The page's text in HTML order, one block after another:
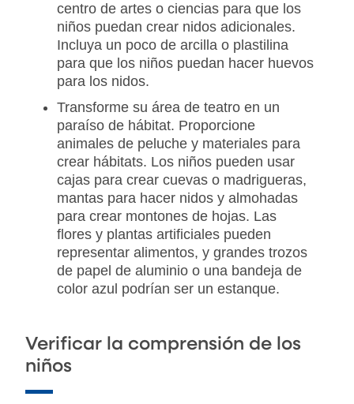
centro de artes o ciencias para que los
niños puedan crear nidos adicionales.
Incluya un poco de arcilla o plastilina
para que los niños puedan hacer huevos
para los nidos.
Transforme su área de teatro en un
paraíso de hábitat. Proporcione
animales de peluche y materiales para
crear hábitats. Los niños pueden usar
cajas para crear cuevas o madrigueras,
mantas para hacer nidos y almohadas
para crear montones de hojas. Las
flores y plantas artificiales pueden
representar alimentos, y grandes trozos
de papel de aluminio o una bandeja de
color azul podrían ser un estanque.
Verificar la comprensión de los
niños